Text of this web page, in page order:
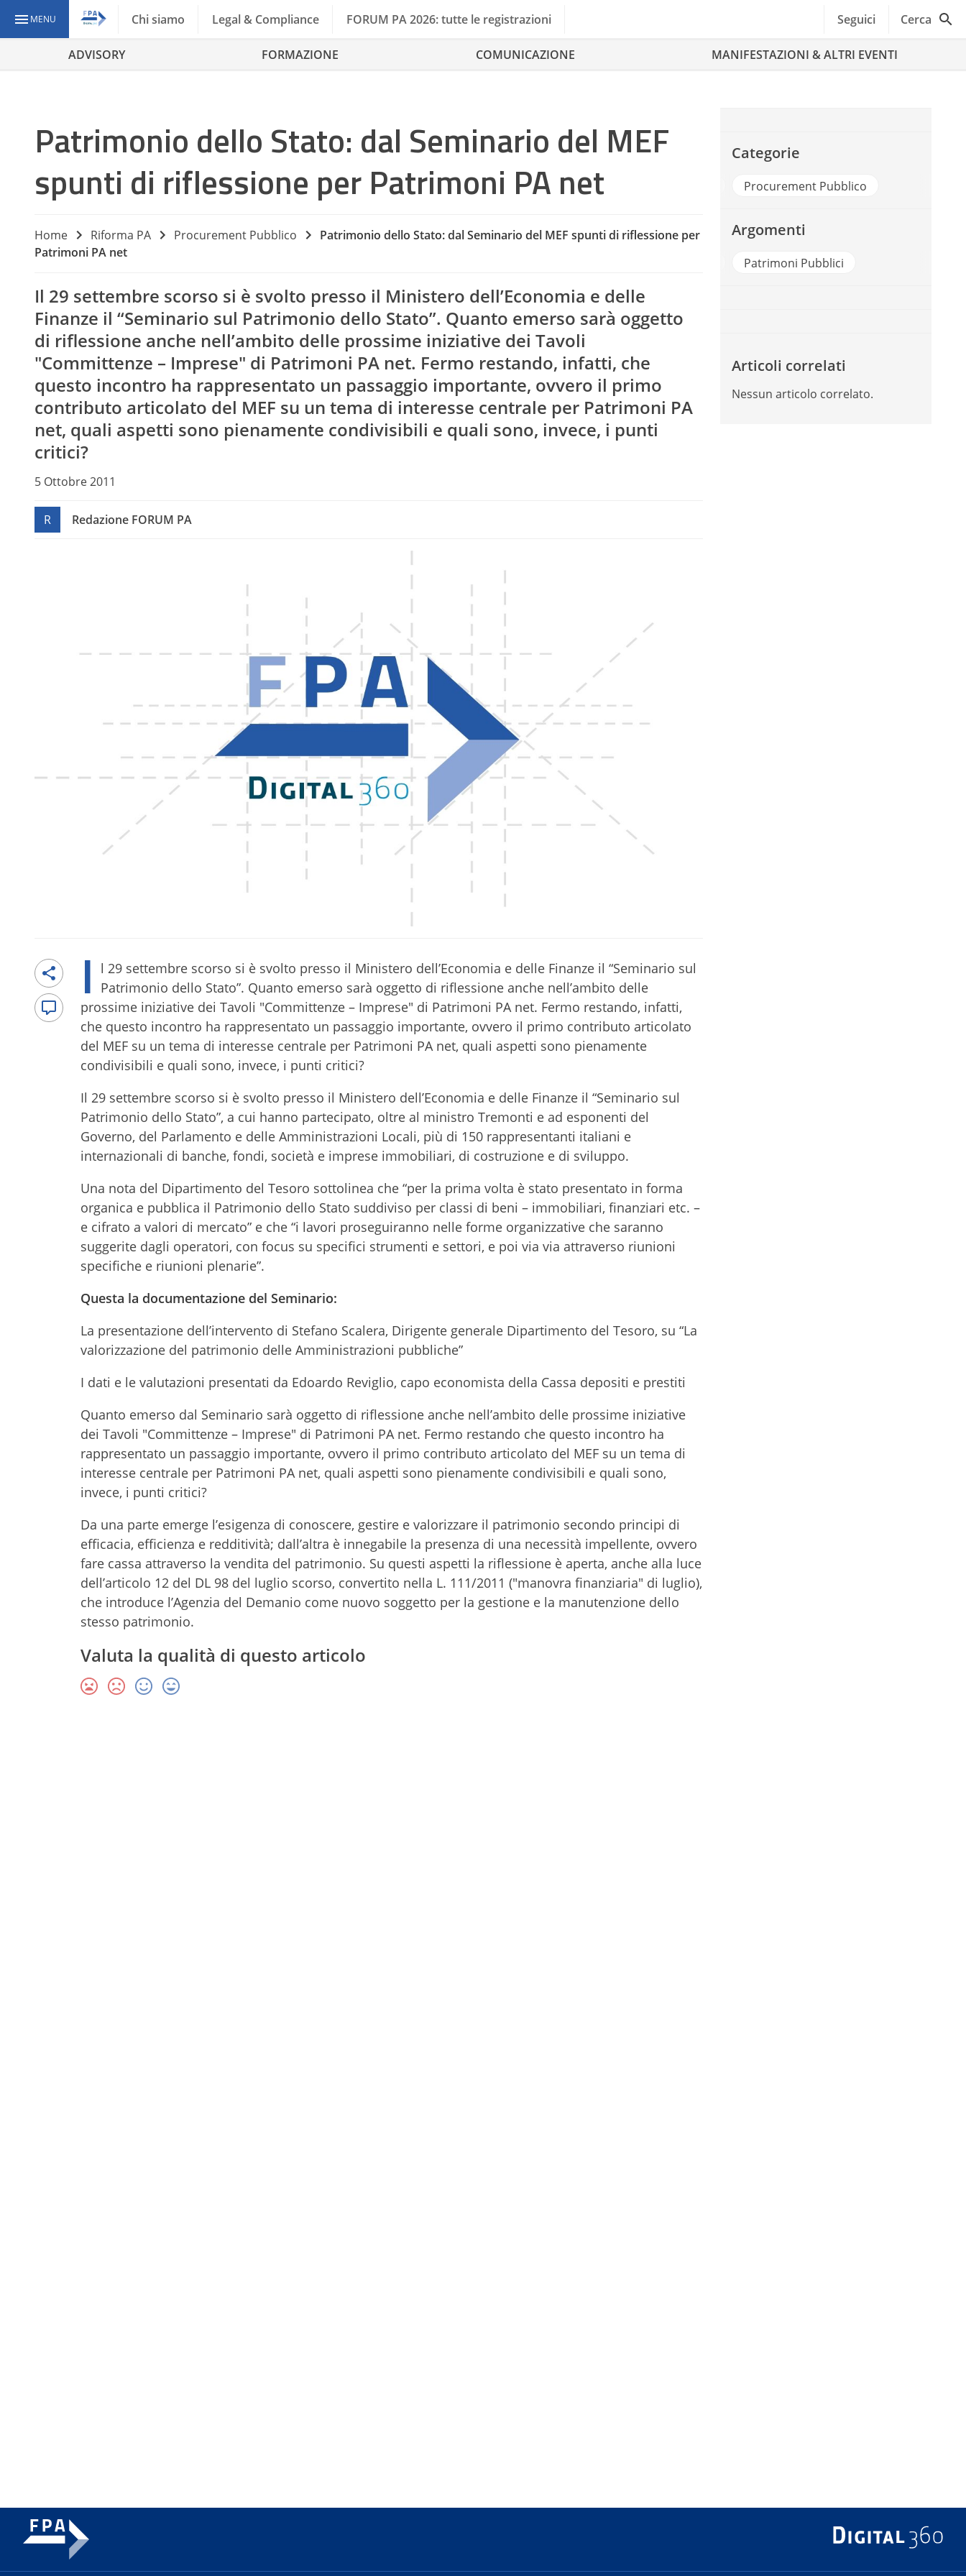
MENU Chi siamo Legal & Compliance FORUM PA 2026: tutte le registrazioni Seguici Cerca
ADVISORY FORMAZIONE COMUNICAZIONE MANIFESTAZIONI & ALTRI EVENTI
Patrimonio dello Stato: dal Seminario del MEF
spunti di riflessione per Patrimoni PA net
Home Riforma PA Procurement Pubblico
Patrimonio dello Stato: dal Seminario del MEF spunti di riflessione per
Patrimoni PA net
Il 29 settembre scorso si è svolto presso il Ministero dell’Economia e delle
Finanze il “Seminario sul Patrimonio dello Stato”. Quanto emerso sarà oggetto
di riflessione anche nell’ambito delle prossime iniziative dei Tavoli
"Committenze – Imprese" di Patrimoni PA net. Fermo restando, infatti, che
questo incontro ha rappresentato un passaggio importante, ovvero il primo
contributo articolato del MEF su un tema di interesse centrale per Patrimoni PA
net, quali aspetti sono pienamente condivisibili e quali sono, invece, i punti
critici?
5 Ottobre 2011
R Redazione FORUM PA
I
l 29 settembre scorso si è svolto presso il Ministero dell’Economia e delle Finanze il “Seminario sul
Patrimonio dello Stato”. Quanto emerso sarà oggetto di riflessione anche nell’ambito delle
prossime iniziative dei Tavoli "Committenze – Imprese" di Patrimoni PA net. Fermo restando, infatti,
che questo incontro ha rappresentato un passaggio importante, ovvero il primo contributo articolato
del MEF su un tema di interesse centrale per Patrimoni PA net, quali aspetti sono pienamente
condivisibili e quali sono, invece, i punti critici?
Il 29 settembre scorso si è svolto presso il Ministero dell’Economia e delle Finanze il “Seminario sul
Patrimonio dello Stato”, a cui hanno partecipato, oltre al ministro Tremonti e ad esponenti del
Governo, del Parlamento e delle Amministrazioni Locali, più di 150 rappresentanti italiani e
internazionali di banche, fondi, società e imprese immobiliari, di costruzione e di sviluppo.
Una nota del Dipartimento del Tesoro sottolinea che “per la prima volta è stato presentato in forma
organica e pubblica il Patrimonio dello Stato suddiviso per classi di beni – immobiliari, finanziari etc. –
e cifrato a valori di mercato” e che “i lavori proseguiranno nelle forme organizzative che saranno
suggerite dagli operatori, con focus su specifici strumenti e settori, e poi via via attraverso riunioni
specifiche e riunioni plenarie”.
Questa la documentazione del Seminario:
La presentazione dell’intervento di Stefano Scalera, Dirigente generale Dipartimento del Tesoro, su “La
valorizzazione del patrimonio delle Amministrazioni pubbliche”
I dati e le valutazioni presentati da Edoardo Reviglio, capo economista della Cassa depositi e prestiti
Quanto emerso dal Seminario sarà oggetto di riflessione anche nell’ambito delle prossime iniziative
dei Tavoli "Committenze – Imprese" di Patrimoni PA net. Fermo restando che questo incontro ha
rappresentato un passaggio importante, ovvero il primo contributo articolato del MEF su un tema di
interesse centrale per Patrimoni PA net, quali aspetti sono pienamente condivisibili e quali sono,
invece, i punti critici?
Da una parte emerge l’esigenza di conoscere, gestire e valorizzare il patrimonio secondo principi di
efficacia, efficienza e redditività; dall’altra è innegabile la presenza di una necessità impellente, ovvero
fare cassa attraverso la vendita del patrimonio. Su questi aspetti la riflessione è aperta, anche alla luce
dell’articolo 12 del DL 98 del luglio scorso, convertito nella L. 111/2011 ("manovra finanziaria" di luglio),
che introduce l’Agenzia del Demanio come nuovo soggetto per la gestione e la manutenzione dello
stesso patrimonio.
Valuta la qualità di questo articolo
Categorie
Procurement Pubblico
Argomenti
Patrimoni Pubblici
Articoli correlati
Nessun articolo correlato.